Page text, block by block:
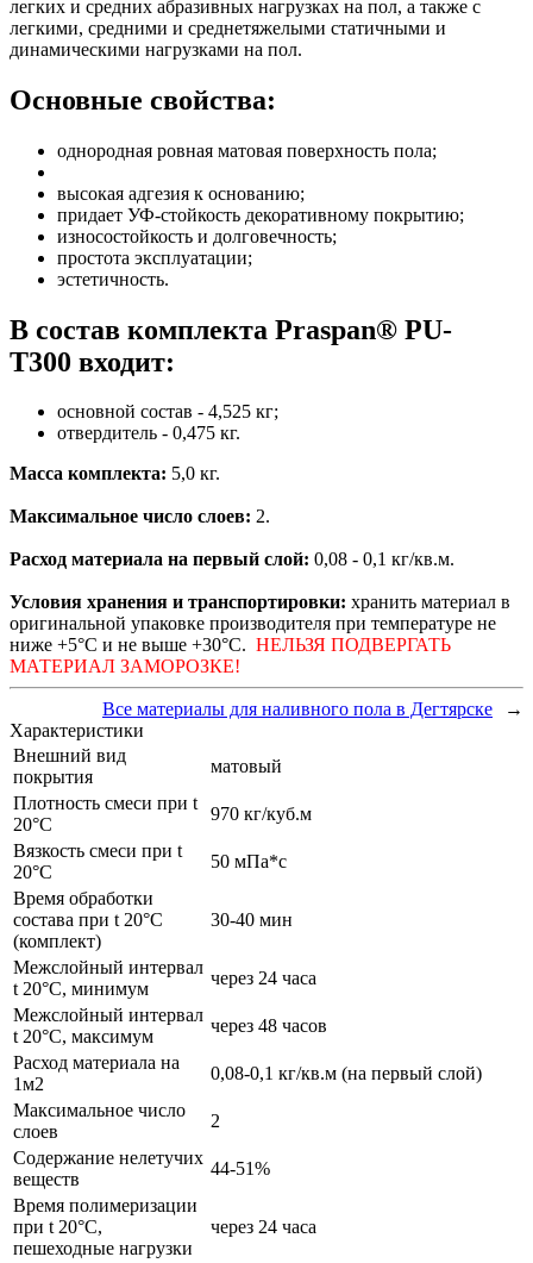
легких и средних абразивных нагрузках на пол, а также с
легкими, средними и среднетяжелыми статичными и
динамическими нагрузками на пол.
Основные свойства:
однородная ровная матовая поверхность пола;
высокая адгезия к основанию;
придает УФ-стойкость декоративному покрытию;
износостойкость и долговечность;
простота эксплуатации;
эстетичность.
В состав комплекта Praspan® PU-
T300 входит:
основной состав - 4,525 кг;
отвердитель - 0,475 кг.
Масса комплекта: 5,0 кг.
Максимальное число слоев: 2.
Расход материала на первый слой: 0,08 - 0,1 кг/кв.м.
Условия хранения и транспортировки: хранить материал в
оригинальной упаковке производителя при температуре не
ниже +5°C и не выше +30°C. НЕЛЬЗЯ ПОДВЕРГАТЬ
МАТЕРИАЛ ЗАМОРОЗКЕ!
Все материалы для наливного пола в Дегтярске
→
Характеристики
Внешний вид
покрытия
матовый
Плотность смеси при t
20°C
970 кг/куб.м
Вязкость смеси при t
20°С
50 мПа*с
Время обработки
состава при t 20°C
(комплект)
30-40 мин
Межслойный интервал
t 20°С, минимум
через 24 часа
Межслойный интервал
t 20°С, максимум
через 48 часов
Расход материала на
1м2
0,08-0,1 кг/кв.м (на первый слой)
Максимальное число
слоев
2
Содержание нелетучих
веществ
44-51%
Время полимеризации
при t 20°C,
пешеходные нагрузки
через 24 часа